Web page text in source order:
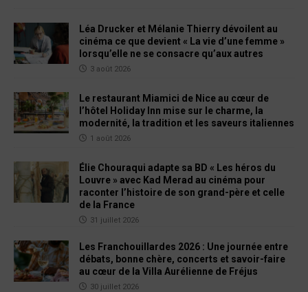
Léa Drucker et Mélanie Thierry dévoilent au
cinéma ce que devient « La vie d’une femme »
lorsqu’elle ne se consacre qu’aux autres
3 août 2026
Le restaurant Miamici de Nice au cœur de
l’hôtel Holiday Inn mise sur le charme, la
modernité, la tradition et les saveurs italiennes
1 août 2026
Élie Chouraqui adapte sa BD « Les héros du
Louvre » avec Kad Merad au cinéma pour
raconter l’histoire de son grand-père et celle
de la France
31 juillet 2026
Les Franchouillardes 2026 : Une journée entre
débats, bonne chère, concerts et savoir-faire
au cœur de la Villa Aurélienne de Fréjus
30 juillet 2026